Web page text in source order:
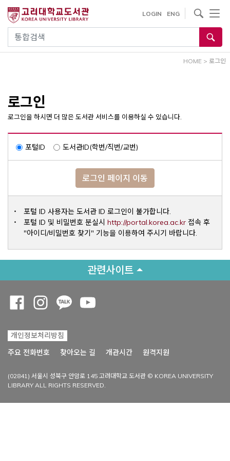
건
통합검색
LOGIN ENG
사이트내 검색
HOME > 로그인
로그인
로그인을 하시면 더 많은 도서관 서비스를 이용하실 수 있습니다.
포털ID 도서관ID(학번/직번/교번)
로그인 페이지 이동
포털 ID 사용자는 도서관 ID 로그인이 불가합니다.
포털 ID 및 비밀번호 분실시 http://portal.korea.ac.krOpens a
접속 후
"아이디/비밀번호 찾기" 기능을 이용하여 주시기 바랍니다.
관련사이트
개인정보처리방침
주요 전화번호
찾아오는 길 개관시간 원격지원
(02841) 서울시 성북구 안암로 145 고려대학교 도서관 © KOREA UNIVERSITY
LIBRARY ALL RIGHTS RESERVED.
Opens a new window
Opens a new window
Opens a new window